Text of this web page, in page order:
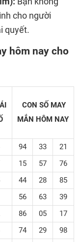
cho người
quyết.
hôm nay cho
CON SỐ MAY
MẮN HÔM NAY
94 33
21
15 57 76
44 28
85
56 63 39
86 05
17
74 29 98